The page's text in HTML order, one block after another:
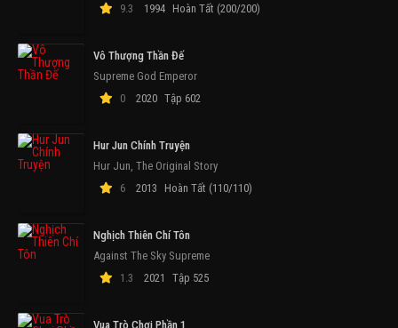
9.3
1994 Hoàn Tất (200/200)
Vô Thượng Thần Đế
Supreme God Emperor
0
2020 Tập 602
Hur Jun Chính Truyện
Hur Jun, The Original Story
6
2013 Hoàn Tất (110/110)
Nghịch Thiên Chí Tôn
Against The Sky Supreme
1.3
2021 Tập 525
Vua Trò Chơi Phần 1